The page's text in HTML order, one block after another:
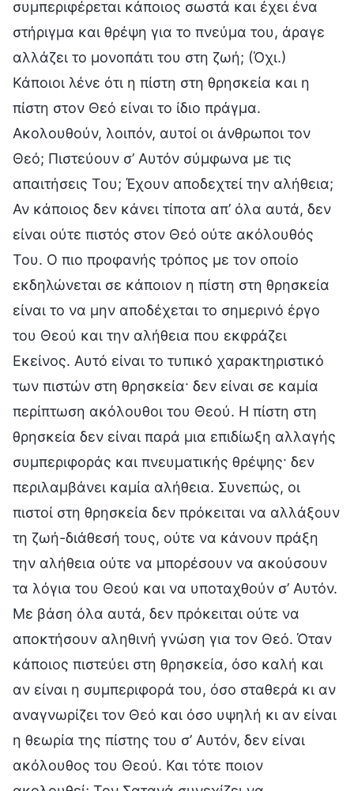
συμπεριφέρεται κάποιος σωστά και έχει ένα
στήριγμα και θρέψη για το πνεύμα του, άραγε
αλλάζει το μονοπάτι του στη ζωή; (Όχι.)
Κάποιοι λένε ότι η πίστη στη θρησκεία και η
πίστη στον Θεό είναι το ίδιο πράγμα.
Ακολουθούν, λοιπόν, αυτοί οι άνθρωποι τον
Θεό; Πιστεύουν σ’ Αυτόν σύμφωνα με τις
απαιτήσεις Του; Έχουν αποδεχτεί την αλήθεια;
Αν κάποιος δεν κάνει τίποτα απ’ όλα αυτά, δεν
είναι ούτε πιστός στον Θεό ούτε ακόλουθός
Του. Ο πιο προφανής τρόπος με τον οποίο
εκδηλώνεται σε κάποιον η πίστη στη θρησκεία
είναι το να μην αποδέχεται το σημερινό έργο
του Θεού και την αλήθεια που εκφράζει
Εκείνος. Αυτό είναι το τυπικό χαρακτηριστικό
των πιστών στη θρησκεία· δεν είναι σε καμία
περίπτωση ακόλουθοι του Θεού. Η πίστη στη
θρησκεία δεν είναι παρά μια επιδίωξη αλλαγής
συμπεριφοράς και πνευματικής θρέψης· δεν
περιλαμβάνει καμία αλήθεια. Συνεπώς, οι
πιστοί στη θρησκεία δεν πρόκειται να αλλάξουν
τη ζωή-διάθεσή τους, ούτε να κάνουν πράξη
την αλήθεια ούτε να μπορέσουν να ακούσουν
τα λόγια του Θεού και να υποταχθούν σ’ Αυτόν.
Με βάση όλα αυτά, δεν πρόκειται ούτε να
αποκτήσουν αληθινή γνώση για τον Θεό. Όταν
κάποιος πιστεύει στη θρησκεία, όσο καλή και
αν είναι η συμπεριφορά του, όσο σταθερά κι αν
αναγνωρίζει τον Θεό και όσο υψηλή κι αν είναι
η θεωρία της πίστης του σ’ Αυτόν, δεν είναι
ακόλουθος του Θεού. Και τότε ποιον